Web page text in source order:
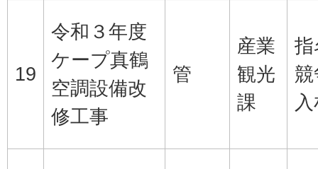
19
令和３年度
ケープ真鶴
空調設備改
修工事
管
産業
観光
課
指